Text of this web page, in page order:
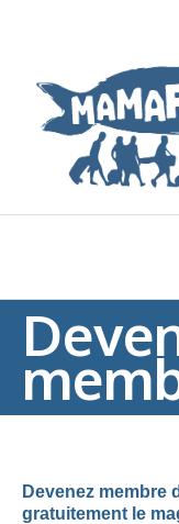
Devenez membre
gratuitement le